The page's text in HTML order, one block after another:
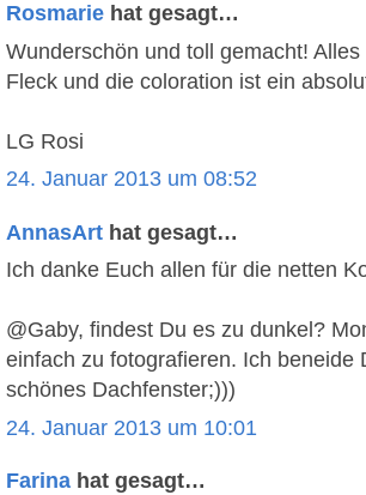
Rosmarie hat gesagt…
Wunderschön und toll gemacht!
Fleck und die coloration ist ein
LG Rosi
24. Januar 2013 um 08:52
AnnasArt hat gesagt…
Ich danke Euch allen für die netten
@Gaby, findest Du es zu dunkel?
einfach zu fotografieren. Ich beneide
schönes Dachfenster;)))
24. Januar 2013 um 10:01
Farina hat gesagt…